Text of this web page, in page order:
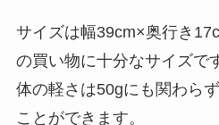
サイズは幅39cm×奥行き
の買い物に十分なサイズで
体の軽さは50gにも関わら
ことができます。